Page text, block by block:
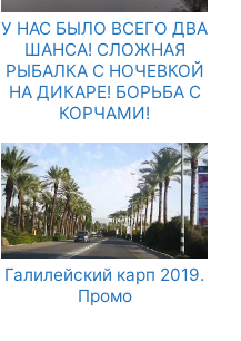
У НАС БЫЛО ВСЕГО ДВА
ШАНСА! СЛОЖНАЯ
РЫБАЛКА С НОЧЕВКОЙ
НА ДИКАРЕ! БОРЬБА С
КОРЧАМИ!
Галилейский карп 2019.
Промо